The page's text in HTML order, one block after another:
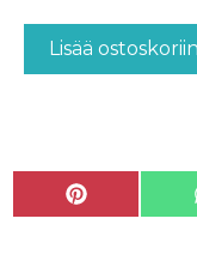
Lisää ostoskoriin
P